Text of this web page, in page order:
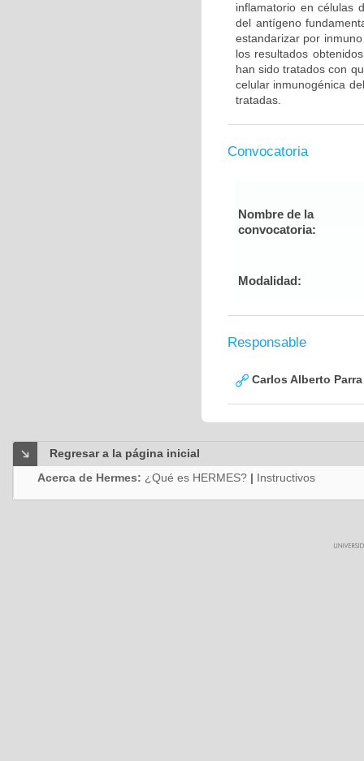
inflamatorio en células
del antígeno
estandarizar por
los resultados
han sido tratados con
celular inmunogénica
tratadas.
Convocatoria
Nombre de la
convocatoria:
Modalidad:
Responsable
Carlos Alberto
Regresar a la página inicial
Acerca de Hermes: ¿Qué es HERMES? | Instructivos